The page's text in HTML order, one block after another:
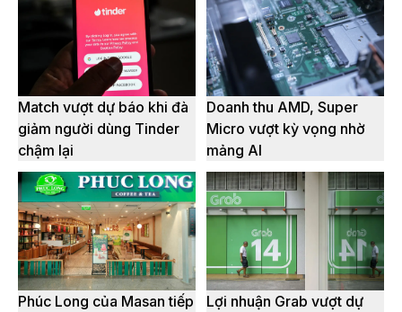
Match vượt dự báo khi đà
giảm người dùng Tinder
chậm lại
Doanh thu AMD, Super
Micro vượt kỳ vọng nhờ
mảng AI
Phúc Long của Masan tiếp
Lợi nhuận Grab vượt dự